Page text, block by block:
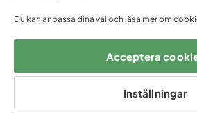
Du kan anpassa dina val och läsa mer om
Acceptera
Inställningar